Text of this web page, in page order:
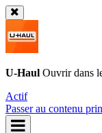
U-Haul Ouvrir dans
Actif
Passer au contenu